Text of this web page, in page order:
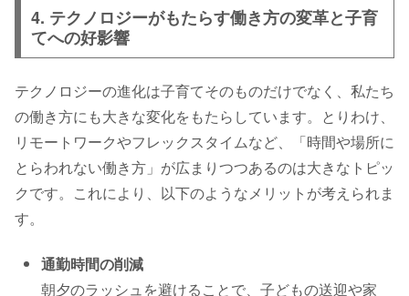
4. テクノロジーがもたらす働き方の変革と子育
てへの好影響
テクノロジーの進化は子育てそのものだけでなく、私たち
の働き方にも大きな変化をもたらしています。とりわけ、
リモートワークやフレックスタイムなど、「時間や場所に
とらわれない働き方」が広まりつつあるのは大きなトピッ
クです。これにより、以下のようなメリットが考えられま
す。
通勤時間の削減
朝夕のラッシュを避けることで、子どもの送迎や家